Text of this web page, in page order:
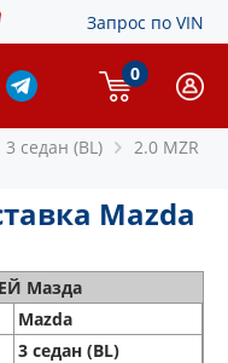
Запрос по VIN
0
3 седан (BL)
2.0 MZR
Mazda
Мазда
Mazda
3 седан (BL)